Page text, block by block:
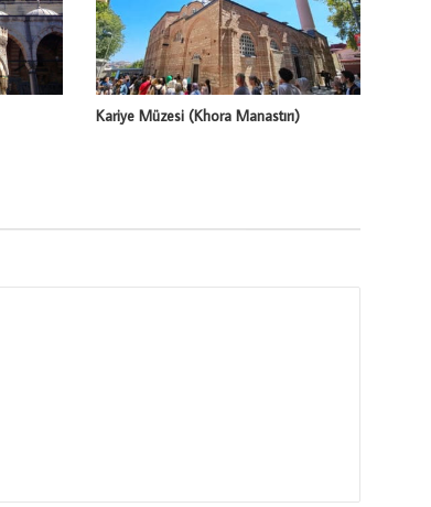
Kariye Müzesi (Khora Manastırı)